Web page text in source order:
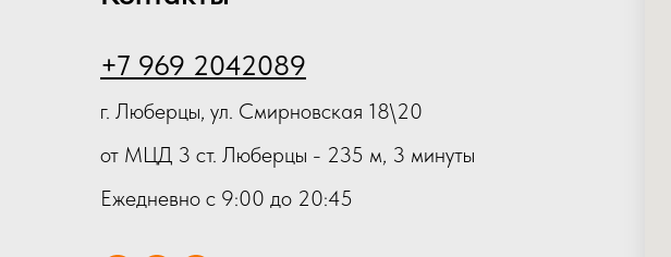
+7 969 2042089
г. Люберцы, ул. Смирновская 18\20
от МЦД 3 ст. Люберцы - 235 м, 3 минуты
Ежедневно с 9:00 до 20:45